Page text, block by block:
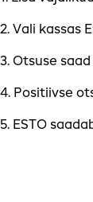
2. Vali kassas
3. Otsuse
4. Positiivse
5. ESTO